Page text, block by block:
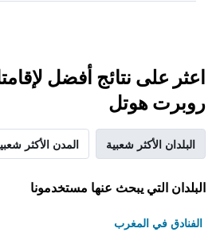
اعثر على نتائج أفضل
روبرت هوتل
البلدان الأكثر شعبية المدن الأكثر
البلدان التي يبحث عنها مستخدمونا
الفنادق في المغرب